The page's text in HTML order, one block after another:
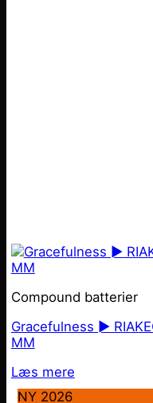
Compound batterier
Gracefulness ►
MM
Læs mere
NY 2026